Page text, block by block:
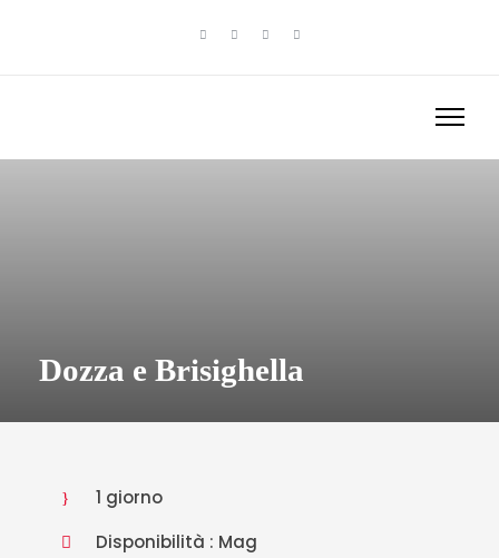
Dozza e Brisighella
1 giorno
Disponibilità : Mag